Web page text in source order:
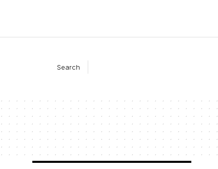
Search